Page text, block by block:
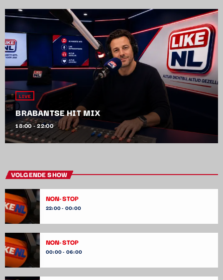
LIVE
BRABANTSE HIT MIX
18:00 - 22:00
VOLGENDE SHOW
NON-STOP
22:00 - 00:00
NON-STOP
00:00 - 06:00